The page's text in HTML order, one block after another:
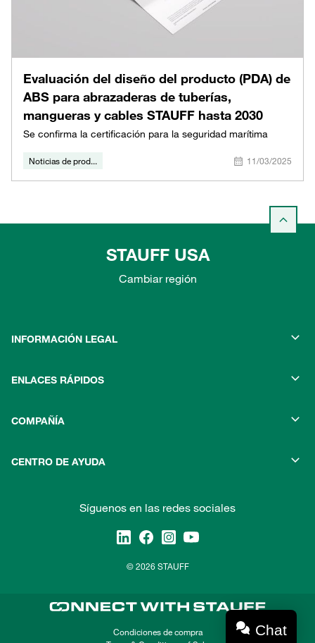
Evaluación del diseño del producto (PDA) de
ABS para abrazaderas de tuberías,
mangueras y cables STAUFF hasta 2030
Se confirma la certificación para la seguridad marítima
Noticias de prod... 11/03/2025
STAUFF USA
Cambiar región
INFORMACIÓN LEGAL
ENLACES RÁPIDOS
COMPAÑÍA
CENTRO DE AYUDA
Síguenos en las redes sociales
© 2026 STAUFF
Condiciones de compra
Chat